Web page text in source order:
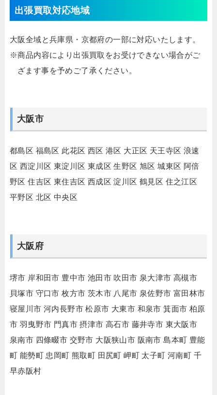
出張買取対応地域
大阪全域と兵庫県・京都府の一部に対応いたします。
※商品内容により出張買取をお受けできない場合がご
ざます事を予めご了承ください。
大阪市
都島区 福島区 此花区 西区 港区 大正区 天王寺区 浪速
区 西淀川区 東淀川区 東成区 生野区 旭区 城東区 阿倍
野区 住吉区 東住吉区 西成区 淀川区 鶴見区 住之江区
平野区 北区 中央区
大阪府
堺市 岸和田市 豊中市 池田市 吹田市 泉大津市 高槻市
貝塚市 守口市 枚方市 茨木市 八尾市 泉佐野市 富田林市
寝屋川市 河内長野市 松原市 大東市 和泉市 箕面市 柏原
市 羽曳野市 門真市 摂津市 高石市 藤井寺市 東大阪市
泉南市 四條畷市 交野市 大阪狭山市 阪南市 島本町 豊能
町 能勢町 忠岡町 熊取町 田尻町 岬町 太子町 河南町 千
早赤阪村